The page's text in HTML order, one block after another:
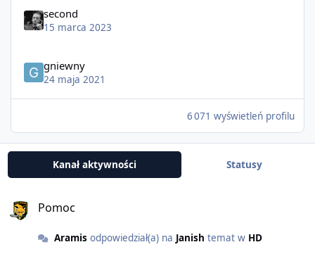
second
15 marca 2023
gniewny
24 maja 2021
6 071 wyświetleń profilu
Kanał aktywności Statusy
Pomoc
Aramisodpowiedział(a) na Janish temat w HD